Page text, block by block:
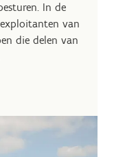
In de
van
die delen van